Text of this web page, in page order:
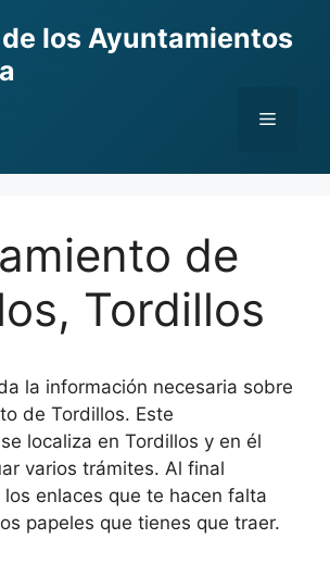
los Ayuntamientos
Menu
de
Tordillos
la información necesaria sobre
de Tordillos. Este
localiza en Tordillos y en él
varios trámites. Al final
enlaces que te hacen falta
papeles que tienes que traer.